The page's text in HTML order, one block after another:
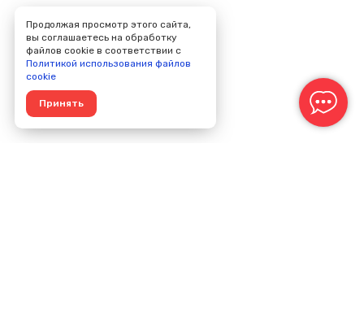
Продолжая просмотр этого сайта,
вы соглашаетесь на обработку
файлов cookie в соответствии с
Политикой использования файлов
cookie
Принять